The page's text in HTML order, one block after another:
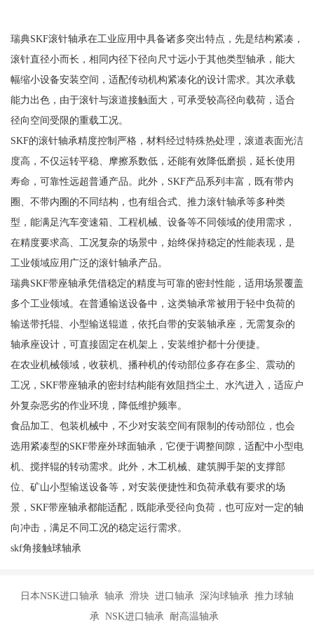
瑞典SKF滚针轴承在工业应用中具备诸多突出特点，先是结构紧凑，
滚针直径小而长，相同内径下径向尺寸远小于其他类型轴承，能大
幅缩小设备安装空间，适配传动机构紧凑化的设计需求。其次承载
能力出色，由于滚针与滚道接触面大，可承受较高径向载荷，适合
径向空间受限的重载工况。
SKF的滚针轴承精度控制严格，材料经过特殊热处理，滚道表面光洁
度高，不仅运转平稳、摩擦系数低，还能有效降低磨损，延长使用
寿命，可靠性远超普通产品。此外，SKF产品系列丰富，既有带内
圈、不带内圈的不同结构，也有组合式、推力滚针轴承等多种类
型，能满足汽车变速箱、工程机械、设备等不同领域的使用需求，
在精度要求高、工况复杂的场景中，始终保持稳定的性能表现，是
工业领域应用广泛的滚针轴承产品。
瑞典SKF带座轴承凭借稳定的精度与可靠的密封性能，适用场景覆盖
多个工业领域。在普通输送设备中，这类轴承常被用于轻中负荷的
输送带托辊、小型输送辊道，依托自带的安装轴承座，无需复杂的
轴承座设计，可直接固定在机架上，安装维护都十分便捷。
在农业机械领域，收获机、播种机的传动部位多存在多尘、震动的
工况，SKF带座轴承的密封结构能有效阻挡尘土、水汽进入，适应户
外复杂恶劣的作业环境，降低维护频率。
食品加工、包装机械中，不少对安装空间有限制的传动部位，也会
选用紧凑型的SKF带座外球面轴承，它便于调整间隙，适配中小型电
机、搅拌辊的转动需求。此外，木工机械、建筑脚手架的支撑部
位、矿山小型输送设备等，对安装便捷性和负荷承载有要求的场
景，SKF带座轴承都能适配，既能承受径向负荷，也可应对一定的轴
向冲击，满足不同工况的稳定运行需求。
skf角接触球轴承
日本NSK进口轴承 轴承 滑块 进口轴承 深沟球轴承 推力球轴
承 NSK进口轴承 耐高温轴承